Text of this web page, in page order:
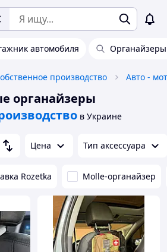
автомобиля Органайзеры
производство Авто -
органайзеры
в Украине
Цена Тип аксессуара
Rozetka Molle-органайзер